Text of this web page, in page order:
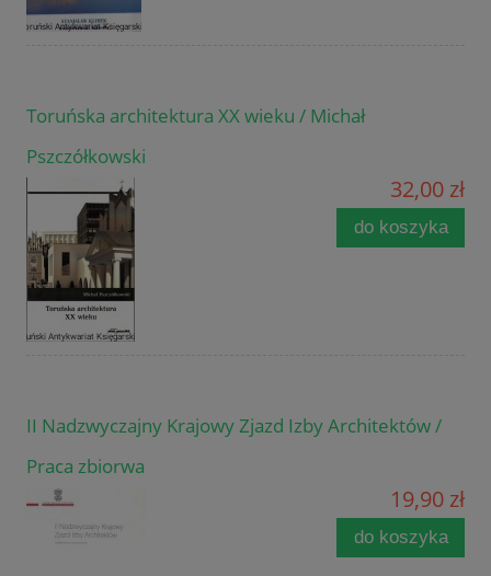
Toruńska architektura XX wieku / Michał
Pszczółkowski
32,00 zł
do koszyka
II Nadzwyczajny Krajowy Zjazd Izby Architektów /
Praca zbiorwa
19,90 zł
do koszyka